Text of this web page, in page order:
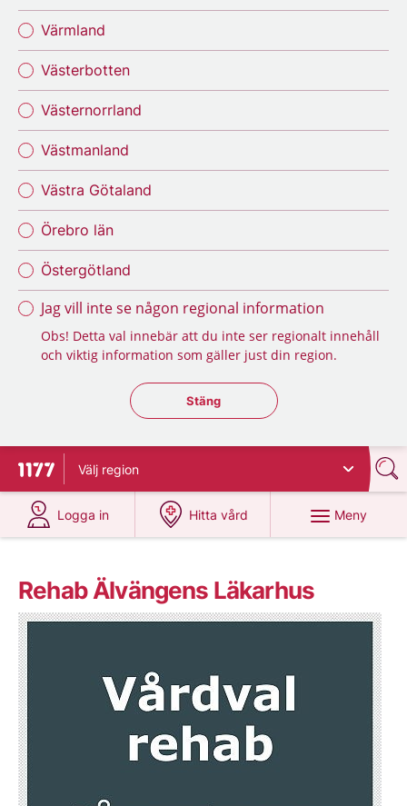
Värmland
Västerbotten
Västernorrland
Västmanland
Västra Götaland
Örebro län
Östergötland
Jag vill inte se någon regional information
Obs! Detta val innebär att du inte ser regionalt innehåll
och viktig information som gäller just din region.
Stäng regionsväljaren
Stäng
Till startsidan för 1177
Välj region
Logga in
på 1177.se
Hitta vård
på 1177.se
Meny
Rehab Älvängens Läkarhus